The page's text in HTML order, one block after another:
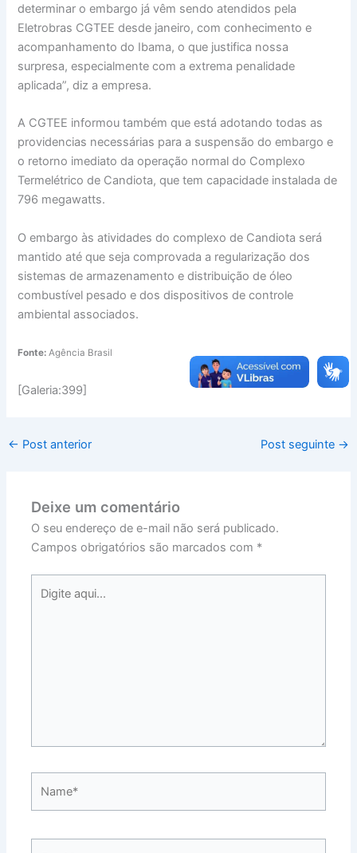
determinar o embargo já vêm sendo atendidos pela
Eletrobras CGTEE desde janeiro, com conhecimento e
acompanhamento do Ibama, o que justifica nossa
surpresa, especialmente com a extrema penalidade
aplicada”, diz a empresa.
A CGTEE informou também que está adotando todas as
providencias necessárias para a suspensão do embargo e
o retorno imediato da operação normal do Complexo
Termelétrico de Candiota, que tem capacidade instalada de
796 megawatts.
O embargo às atividades do complexo de Candiota será
mantido até que seja comprovada a regularização dos
sistemas de armazenamento e distribuição de óleo
combustível pesado e dos dispositivos de controle
ambiental associados.
Fonte: Agência Brasil
[Galeria:399]
← Post anterior Post seguinte →
Deixe um comentário
O seu endereço de e-mail não será publicado.
Campos obrigatórios são marcados com *
aqui...